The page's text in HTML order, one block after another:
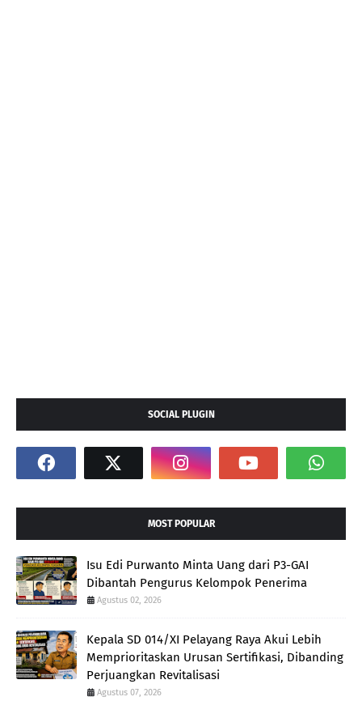
SOCIAL PLUGIN
MOST POPULAR
Isu Edi Purwanto Minta Uang dari P3-GAI
Dibantah Pengurus Kelompok Penerima
Agustus 02, 2026
Kepala SD 014/XI Pelayang Raya Akui Lebih
Memprioritaskan Urusan Sertifikasi, Dibanding
Perjuangkan Revitalisasi
Agustus 07, 2026